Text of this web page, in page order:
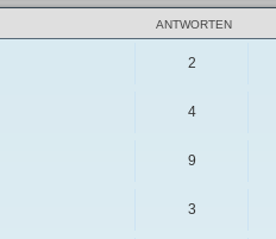
ANTWORTEN
2
4
9
3